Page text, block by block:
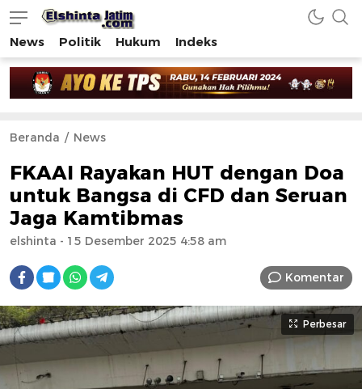
News Politik Hukum Indeks
Beranda News
FKAAI Rayakan HUT dengan Doa
untuk Bangsa di CFD dan Seruan
Jaga Kamtibmas
elshinta - 15 Desember 2025 4:58 am
Komentar
Perbesar